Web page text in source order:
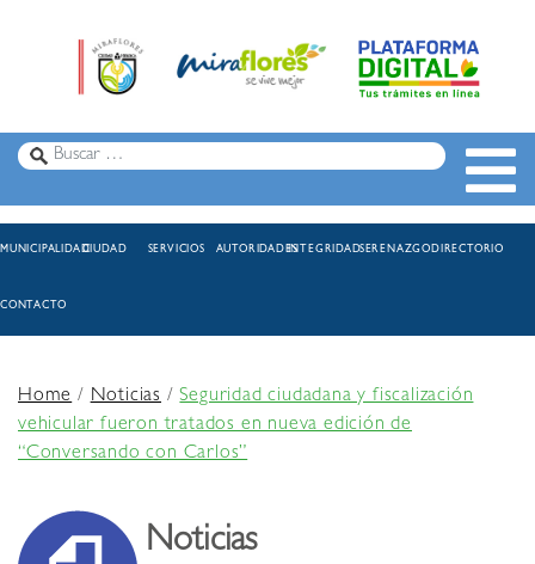
MUNICIPALIDADCIUDAD SERVICIOS AUTORIDADESINTEGRIDADSERENAZGODIRECTORIO
CONTACTO
Home/Noticias /Seguridad ciudadana y fiscalización
vehicular fueron tratados en nueva edición de
“Conversando con Carlos”
Noticias